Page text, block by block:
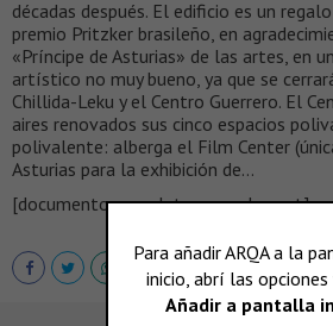
décadas después. El edificio es un
premio Pritzker brasileño, en
«Príncipe de Asturias» de las artes, en
artístico no muy bueno, ya que se
Chillida-Leku y el Centro Guerrero. El
aires renovados sus cinco espacios
polivalente: alberga el Film Center
Asturias para la exhibición de…
[documento completo en scalae.net]